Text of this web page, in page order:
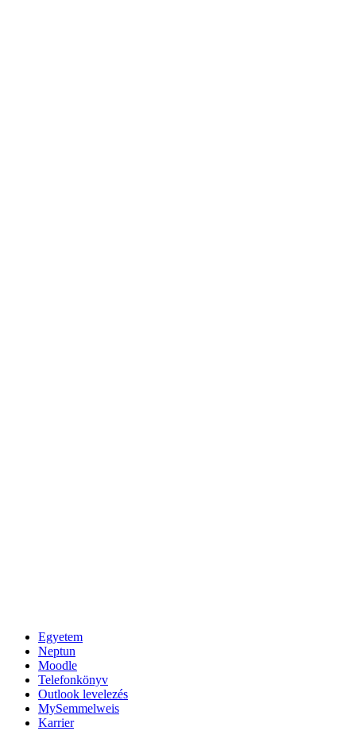
Egyetem
Neptun
Moodle
Telefonkönyv
Outlook levelezés
MySemmelweis
Karrier